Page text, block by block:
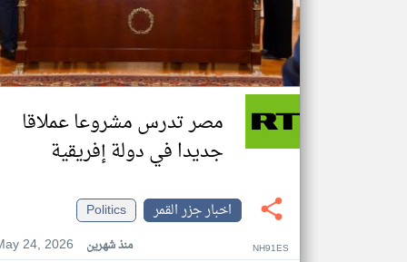
مصر تدرس مشروعا عملاقا
جديدا في دولة إفريقية
اخبار جزر القمر
Politics
24, 2026
منذ شهرين NH91ES